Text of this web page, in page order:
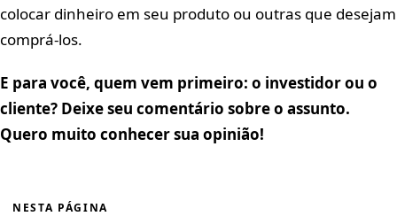
colocar dinheiro em seu produto ou outras que desejam
comprá-los.
E para você, quem vem primeiro: o investidor ou o
cliente? Deixe seu comentário sobre o assunto.
Quero muito conhecer sua opinião!
NESTA PÁGINA